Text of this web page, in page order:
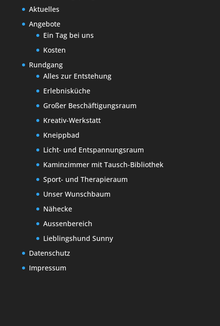
Aktuelles
Angebote
Ein Tag bei uns
Kosten
Rundgang
Alles zur Entstehung
Erlebnisküche
Großer Beschäftigungsraum
Kreativ-Werkstatt
Kneippbad
Licht- und Entspannungsraum
Kaminzimmer mit Tausch-Bibliothek
Sport- und Therapieraum
Unser Wunschbaum
Nähecke
Aussenbereich
Lieblingshund Sunny
Datenschutz
Impressum